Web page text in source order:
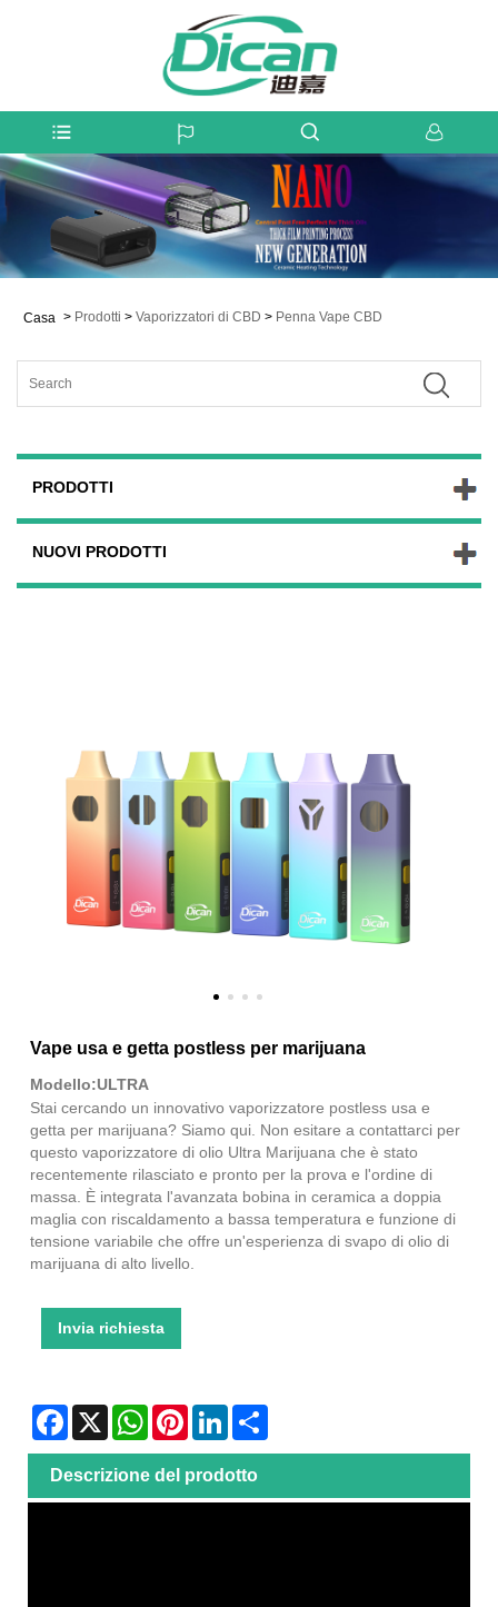
Casa > Prodotti > Vaporizzatori di CBD > Penna Vape CBD
PRODOTTI
NUOVI PRODOTTI
Vape usa e getta postless per marijuana
Modello:ULTRA
Stai cercando un innovativo vaporizzatore postless usa e
getta per marijuana? Siamo qui. Non esitare a contattarci per
questo vaporizzatore di olio Ultra Marijuana che è stato
recentemente rilasciato e pronto per la prova e l'ordine di
massa. È integrata l'avanzata bobina in ceramica a doppia
maglia con riscaldamento a bassa temperatura e funzione di
tensione variabile che offre un'esperienza di svapo di olio di
marijuana di alto livello.
Invia richiesta
Facebook
X WhatsAppPinterestLinkedIn
Descrizione del prodotto